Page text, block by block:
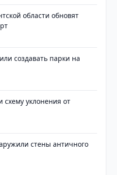
области обновят
создавать парки на
схему уклонения от
стены античного